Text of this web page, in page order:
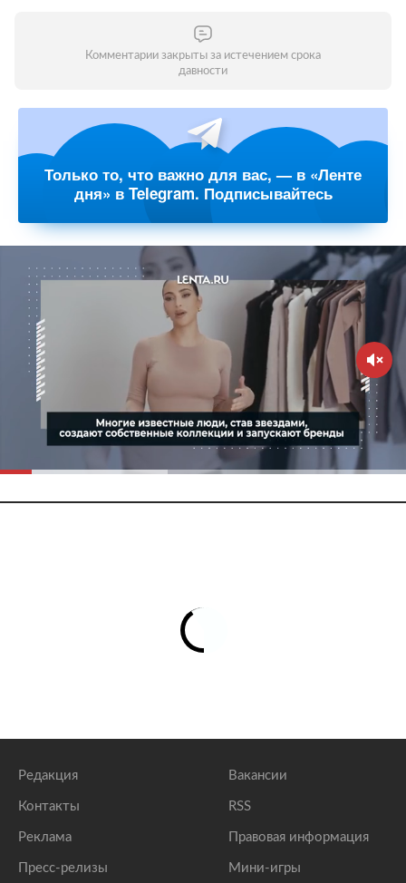
Комментарии закрыты за истечением срока
давности
Только то, что важно для вас, — в «Ленте
дня» в Telegram. Подписывайтесь
Редакция
Контакты
Реклама
Пресс-релизы
Вакансии
RSS
Правовая информация
Мини-игры